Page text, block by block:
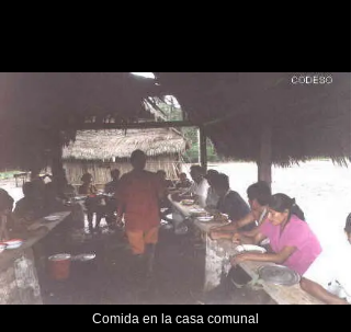
Comida en la casa comunal